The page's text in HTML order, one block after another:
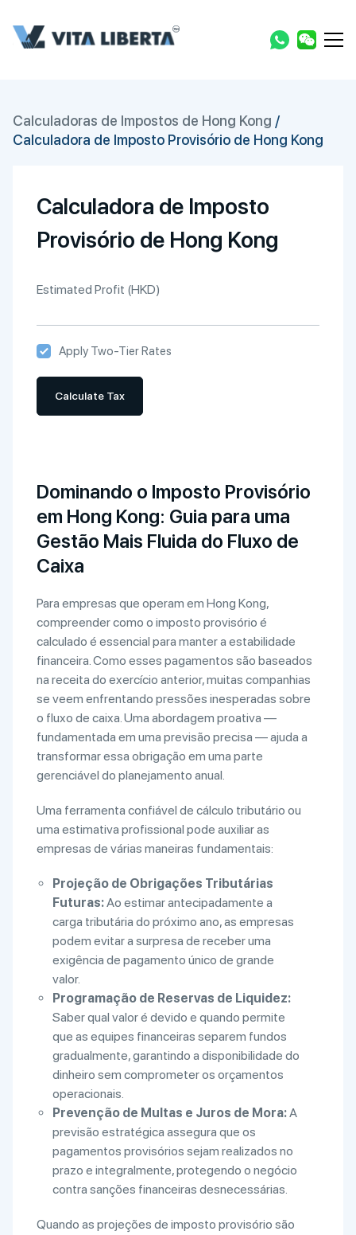
Calculadoras de Impostos de Hong Kong /
Calculadora de Imposto Provisório de Hong Kong
Calculadora de Imposto
Provisório de Hong Kong
Estimated Profit (HKD)
Apply Two-Tier Rates
Calculate Tax
Dominando o Imposto Provisório
em Hong Kong: Guia para uma
Gestão Mais Fluida do Fluxo de
Caixa
Para empresas que operam em Hong Kong,
compreender como o imposto provisório é
calculado é essencial para manter a estabilidade
financeira. Como esses pagamentos são baseados
na receita do exercício anterior, muitas companhias
se veem enfrentando pressões inesperadas sobre
o fluxo de caixa. Uma abordagem proativa —
fundamentada em uma previsão precisa — ajuda a
transformar essa obrigação em uma parte
gerenciável do planejamento anual.
Uma ferramenta confiável de cálculo tributário ou
uma estimativa profissional pode auxiliar as
empresas de várias maneiras fundamentais:
Projeção de Obrigações Tributárias
Futuras:Ao estimar antecipadamente a
carga tributária do próximo ano, as empresas
podem evitar a surpresa de receber uma
exigência de pagamento único de grande
valor.
Programação de Reservas de Liquidez:
Saber qual valor é devido e quando permite
que as equipes financeiras separem fundos
gradualmente, garantindo a disponibilidade do
dinheiro sem comprometer os orçamentos
operacionais.
Prevenção de Multas e Juros de Mora:A
previsão estratégica assegura que os
pagamentos provisórios sejam realizados no
prazo e integralmente, protegendo o negócio
contra sanções financeiras desnecessárias.
Quando as projeções de imposto provisório são